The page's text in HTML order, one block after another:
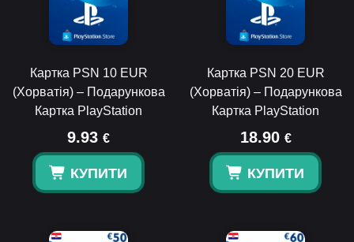
Картка PSN 10 EUR
(Хорватія) – Подарункова
Картка PlayStation
9.93 €
КУПИТИ
Картка PSN 20 EUR
(Хорватія) – Подарункова
Картка PlayStation
18.90 €
КУПИТИ